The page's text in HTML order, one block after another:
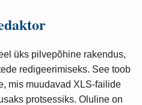
üks pilvepõhine rakendus,
redigeerimiseks. See toob
mis muudavad XLS-failide
protsessiks. Oluline on